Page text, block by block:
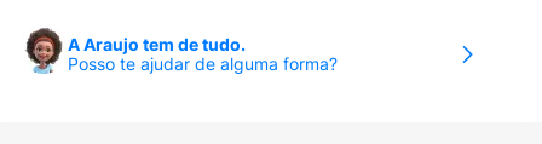
A Araujo tem de tudo.
Posso te ajudar de alguma forma?